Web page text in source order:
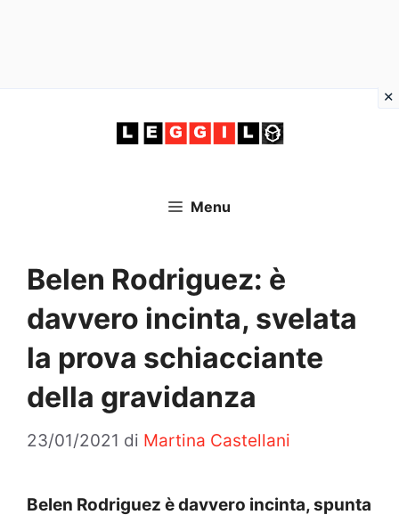
Menu
Belen Rodriguez: è
davvero incinta, svelata
la prova schiacciante
della gravidanza
23/01/2021 di Martina Castellani
Belen Rodriguez è davvero incinta, spunta